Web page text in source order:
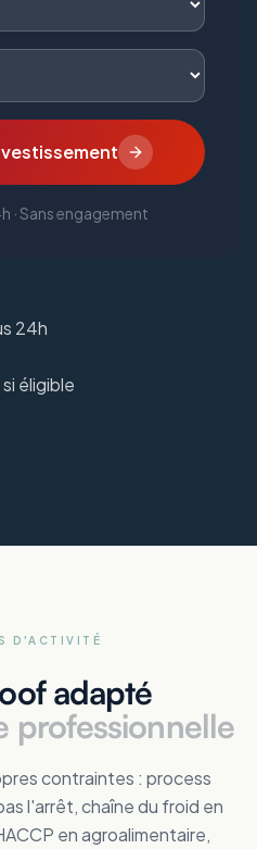
· Sans engagement
24h
éligible
D'ACTIVITÉ
adapté
professionnelle
contraintes : process
l'arrêt, chaîne du froid en
en agroalimentaire,